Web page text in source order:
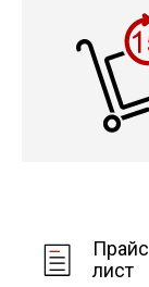
Прайс
лист